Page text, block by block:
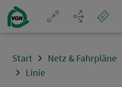
Navigation überspringen
Start Netz & Fahrpläne
Linie